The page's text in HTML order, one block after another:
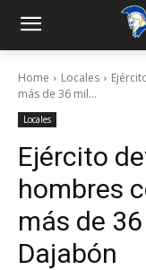
Home Locales
más de 36 mil...
Locales
Ejército
hombres
más de
Dajabón